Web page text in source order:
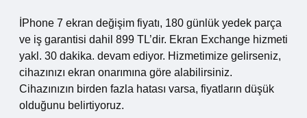
İPhone 7 ekran değişim fiyatı, 180 günlük yedek parça
ve iş garantisi dahil 899 TL’dir. Ekran Exchange hizmeti
yakl. 30 dakika. devam ediyor. Hizmetimize gelirseniz,
cihazınızı ekran onarımına göre alabilirsiniz.
Cihazınızın birden fazla hatası varsa, fiyatların düşük
olduğunu belirtiyoruz.